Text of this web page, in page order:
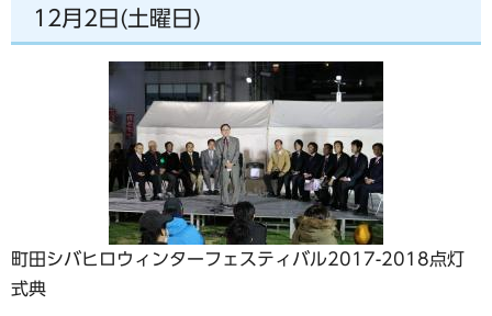
12月2日(土曜日)
町田シバヒロウィンターフェスティバル2017-2018点灯
式典